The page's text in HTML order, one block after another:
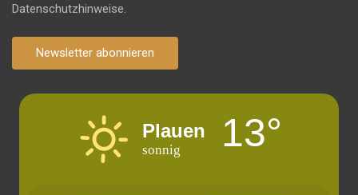
Datenschutzhinweise.
Newsletter abonnieren
Plauen
sonnig 13°